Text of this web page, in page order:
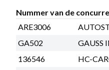
Nummer van de
ARE3006
GA502
GAUSS
136546
HC-